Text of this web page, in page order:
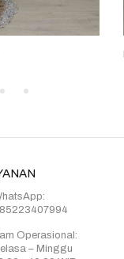
Operasional:
– Minggu